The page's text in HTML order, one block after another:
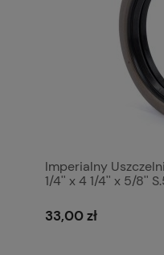
Imperialny
1/4'' x 4 1/4'' x 5/8''
33,00 zł